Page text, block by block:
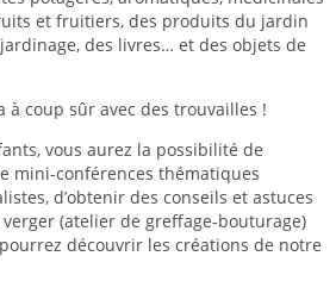
et fruitiers, des produits du jardin
des livres… et des objets de
coup sûr avec des trouvailles !
vous aurez la possibilité de
mini-conférences thématiques
d’obtenir des conseils et astuces
(atelier de greffage-bouturage)
découvrir les créations de notre